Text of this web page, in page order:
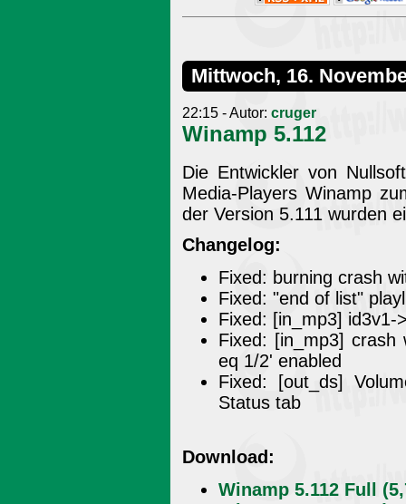
Mittwoch, 16.
22:15 - Autor: cruger
Winamp 5.112
Die Entwickler von
Media-Players Winamp
der Version 5.111 wurden
Changelog:
Fixed: burning crash
Fixed: "end of list"
Fixed: [in_mp3] id3v1-
Fixed: [in_mp3]
eq 1/2' enabled
Fixed: [out_ds]
Status tab
Download:
Winamp 5.112 Full